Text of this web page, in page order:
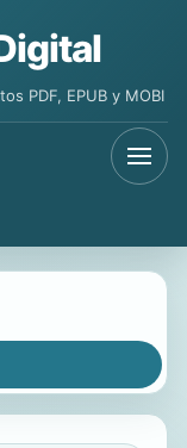
PDF, EPUB y MOBI